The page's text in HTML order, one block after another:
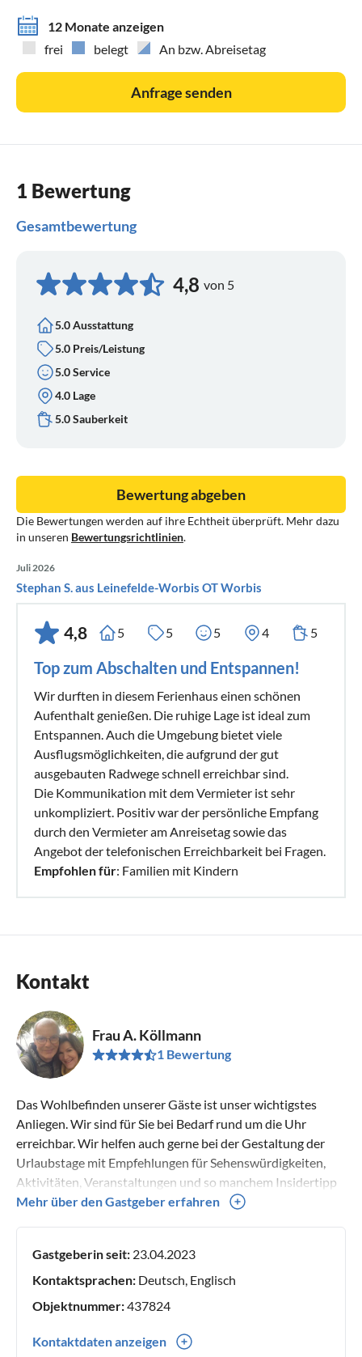
12 Monate anzeigen
frei
belegt An bzw. Abreisetag
Anfrage senden
1 Bewertung
Gesamtbewertung
4,8 von 5
5.0 Ausstattung
5.0 Preis/Leistung
5.0 Service
4.0 Lage
5.0 Sauberkeit
Die Bewertungen werden auf ihre Echtheit überprüft. Mehr dazu
in unseren Bewertungsrichtlinien.
Bewertung abgeben
Juli 2026
Stephan S. aus Leinefelde-Worbis OT Worbis
4,8 5 5 5 4 5
Top zum Abschalten und Entspannen!
Wir durften in diesem Ferienhaus einen schönen
Aufenthalt genießen. Die ruhige Lage ist ideal zum
Entspannen. Auch die Umgebung bietet viele
Ausflugsmöglichkeiten, die aufgrund der gut
ausgebauten Radwege schnell erreichbar sind.
Die Kommunikation mit dem Vermieter ist sehr
unkompliziert. Positiv war der persönliche Empfang
durch den Vermieter am Anreisetag sowie das
Angebot der telefonischen Erreichbarkeit bei Fragen.
Empfohlen für: Familien mit Kindern
Kontakt
Frau A. Köllmann
1 Bewertung
Das Wohlbefinden unserer Gäste ist unser wichtigstes
Anliegen. Wir sind für Sie bei Bedarf rund um die Uhr
erreichbar. Wir helfen auch gerne bei der Gestaltung der
Urlaubstage mit Empfehlungen für Sehenswürdigkeiten,
Aktivitäten, Veranstaltungen und so manchem Insidertipp
für gutes Essen und Trinken.
Mehr über den Gastgeber erfahren
Gastgeberin seit: 23.04.2023
Kontaktsprachen: Deutsch, Englisch
Objektnummer:437824
Kontaktdaten anzeigen